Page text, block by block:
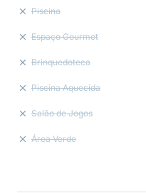
Piscina
Espaço Gourmet
Brinquedoteca
Piscina Aquecida
Salão de Jogos
Área Verde